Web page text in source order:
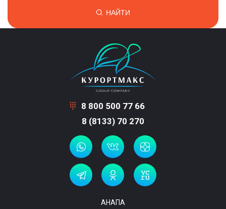
НАЙТИ
8 800 500 77 66
8 (8133) 70 270
АНАПА